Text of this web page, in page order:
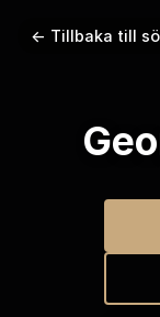
← Tillbaka till